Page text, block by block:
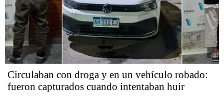
Circulaban con droga y en un vehículo robado:
fueron capturados cuando intentaban huir